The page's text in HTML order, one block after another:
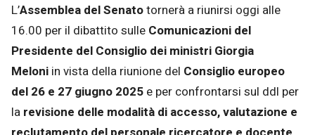
L’Assemblea del Senatotornerà a riunirsi oggi alle
16.00 per il dibattito sulle Comunicazioni del
Presidente del Consiglio dei ministri Giorgia
Meloni in vista della riunione del Consiglio europeo
del 26 e 27 giugno 2025 e per confrontarsi sul ddl per
la revisione delle modalità di accesso, valutazione e